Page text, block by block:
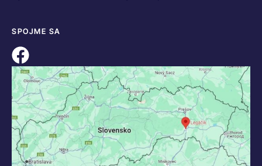
SPOJME SA